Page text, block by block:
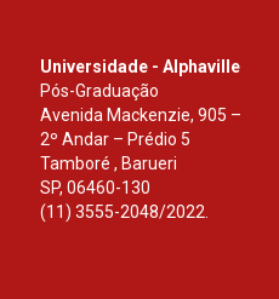
Universidade - Alphaville
Pós-Graduação
Avenida Mackenzie, 905 –
2º Andar – Prédio 5
Tamboré , Barueri
SP, 06460-130
(11) 3555-2048/2022.